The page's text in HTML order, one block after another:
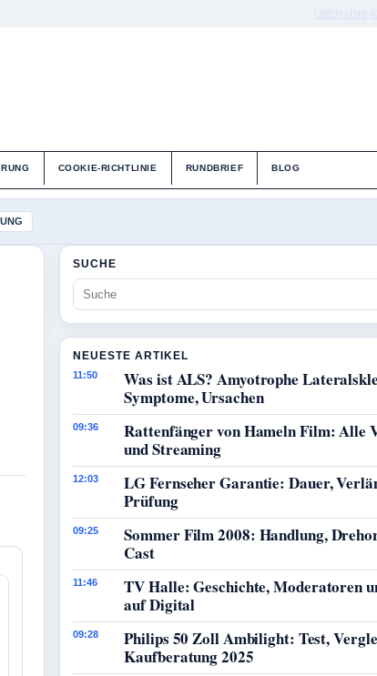
ÜBER UNS
COOKIE-RICHTLINIE RUNDBRIEF BLOG
SUCHE
NEUESTE ARTIKEL
11:50
Was ist ALS? Amyotrophe
Symptome, Ursachen
09:36
Rattenfänger von Hameln Film: Alle
und Streaming
12:03
LG Fernseher Garantie: Dauer,
Prüfung
09:25
Sommer Film 2008: Handlung,
Cast
11:46
TV Halle: Geschichte, Moderatoren
auf Digital
09:28
Philips 50 Zoll Ambilight: Test,
Kaufberatung 2025